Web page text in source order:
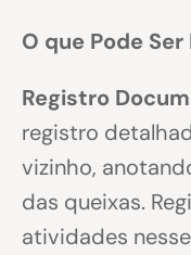
O que Pode
Registro
registro
vizinho,
das queixas.
atividades